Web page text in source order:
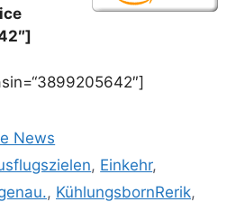
News
, Einkehr,
, KühlungsbornRerik,